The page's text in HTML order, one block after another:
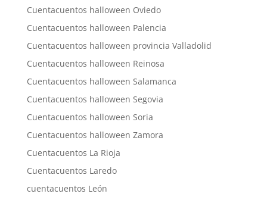
Cuentacuentos halloween Oviedo
Cuentacuentos halloween Palencia
Cuentacuentos halloween provincia Valladolid
Cuentacuentos halloween Reinosa
Cuentacuentos halloween Salamanca
Cuentacuentos halloween Segovia
Cuentacuentos halloween Soria
Cuentacuentos halloween Zamora
Cuentacuentos La Rioja
Cuentacuentos Laredo
cuentacuentos León